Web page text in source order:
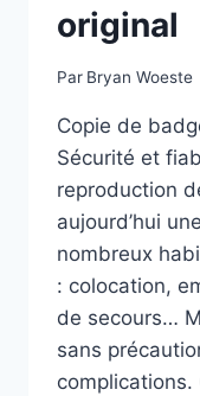
original
Par Bryan Woeste
Copie de
Sécurité et
reproduction
aujourd’hui
nombreux
: colocation,
de secours…
sans
complications.